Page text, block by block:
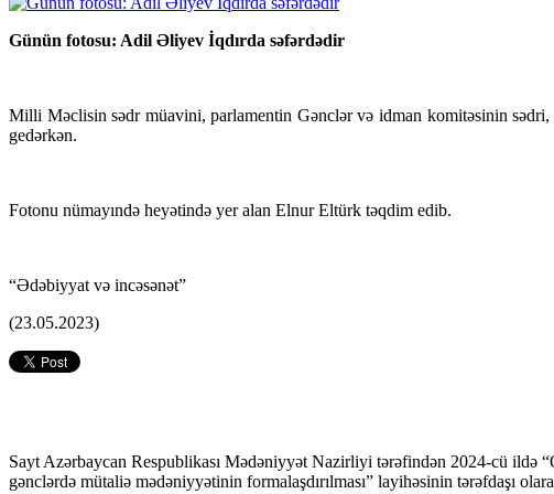
Günün fotosu: Adil Əliyev İqdırda səfərdədir
Milli Məclisin sədr müavini, parlamentin Gənclər və idman komitəsinin
gedərkən.
Fotonu nümayındə heyətində yer alan Elnur Eltürk təqdim edib.
“Ədəbiyyat və incəsənət”
(23.05.2023)
Sayt Azərbaycan Respublikası Mədəniyyət Nazirliyi tərəfindən 2024-cü ildə
gənclərdə mütaliə mədəniyyətinin formalaşdırılması” layihəsinin tərəfdaşı